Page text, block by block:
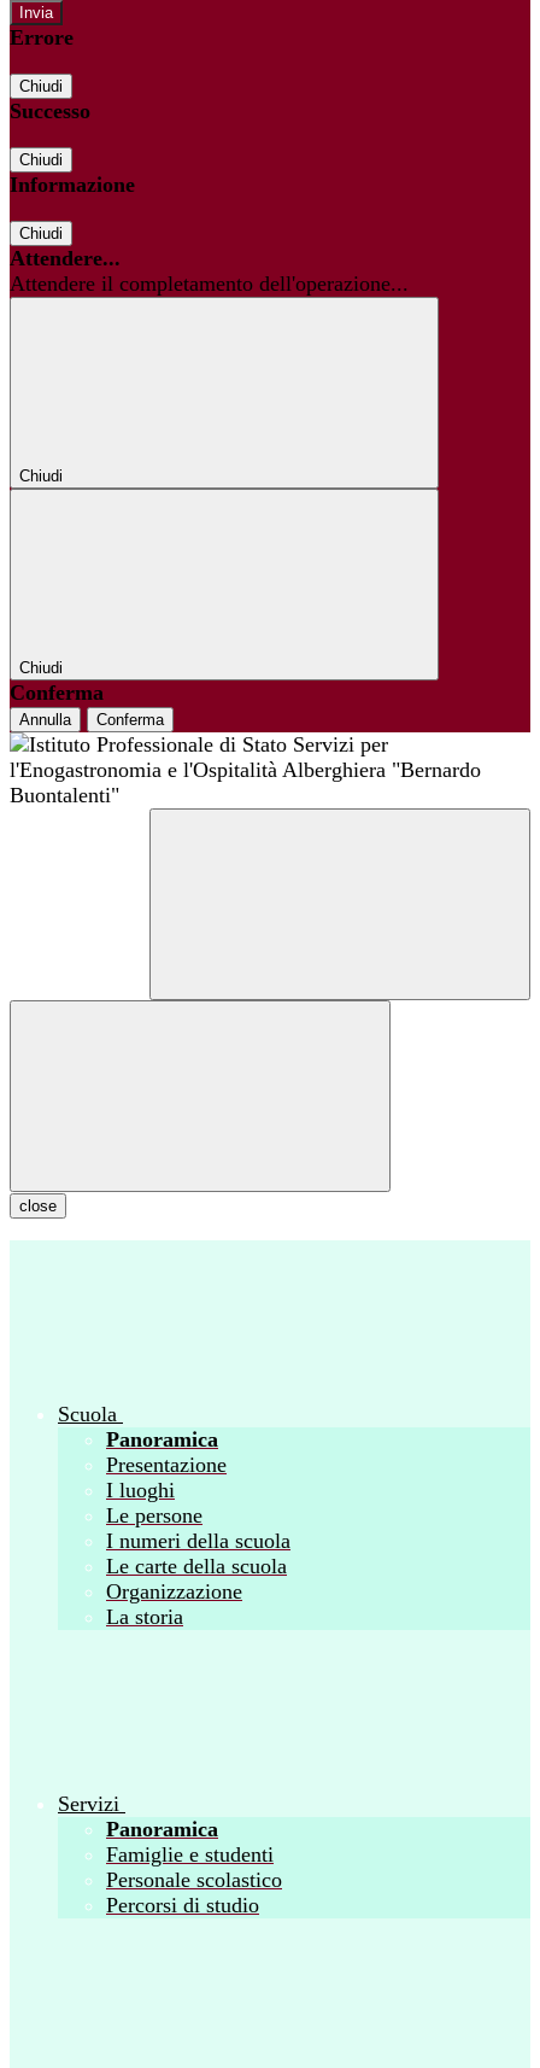
Errore
Chiudi
Successo
Chiudi
Informazione
Chiudi
Attendere...
Attendere il completamento dell'operazione...
Chiudi
Chiudi
Conferma
Annulla Conferma
close
Scuola
Panoramica
Presentazione
I luoghi
Le persone
I numeri della scuola
Le carte della scuola
Organizzazione
La storia
Servizi
Panoramica
Famiglie e studenti
Personale scolastico
Percorsi di studio